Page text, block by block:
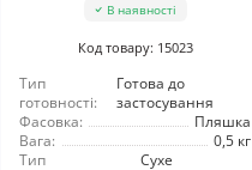
В наявності
Код товару: 15023
Тип
готовності:
Готова до
застосування
Фасовка:
Пляшка
Вага:
0,5 кг
Тип
Сухе